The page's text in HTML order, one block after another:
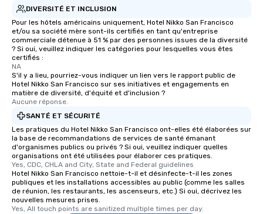
DIVERSITÉ ET INCLUSION
Pour les hôtels américains uniquement, Hotel Nikko San Francisco
et/ou sa société mère sont-ils certifiés en tant qu'entreprise
commerciale détenue à 51 % par des personnes issues de la diversité
? Si oui, veuillez indiquer les catégories pour lesquelles vous êtes
certifiés :
NA
S'il y a lieu, pourriez-vous indiquer un lien vers le rapport public de
Hotel Nikko San Francisco sur ses initiatives et engagements en
matière de diversité, d'équité et d'inclusion ?
Aucune réponse.
SANTÉ ET SÉCURITÉ
Les pratiques du Hotel Nikko San Francisco ont-elles été élaborées sur
la base de recommandations de services de santé émanant
d'organismes publics ou privés ? Si oui, veuillez indiquer quelles
organisations ont été utilisées pour élaborer ces pratiques.
Yes, CDC, CHLA and City, State and Federal guidelines
Hotel Nikko San Francisco nettoie-t-il et désinfecte-t-il les zones
publiques et les installations accessibles au public (comme les salles
de réunion, les restaurants, les ascenseurs, etc.) Si oui, décrivez les
nouvelles mesures prises.
Yes, All touch points are sanitized multiple times per day.